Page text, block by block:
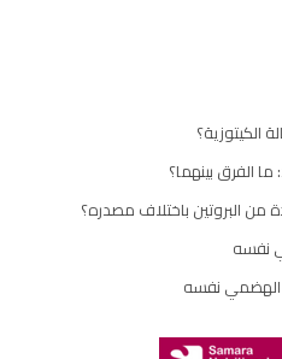
الفرق بينهما؟
البروتين باختلاف مصدره؟
نفسه
الهضمي نفسه